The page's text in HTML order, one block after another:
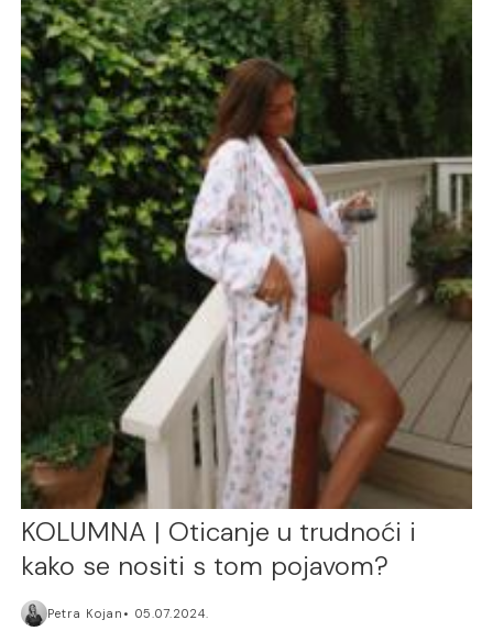
KOLUMNA | Oticanje u trudnoći i
kako se nositi s tom pojavom?
Petra Kojan 05.07.2024.